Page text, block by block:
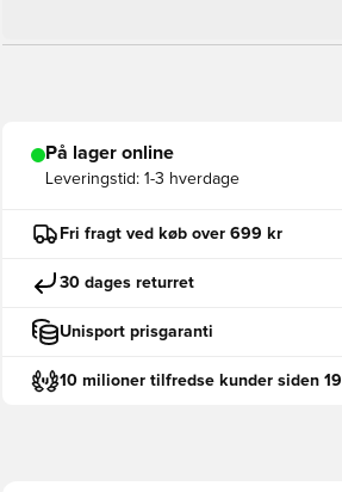
På lager online
Leveringstid: 1-3 hverdage
Fri fragt ved køb over 699 kr
30 dages returret
Unisport prisgaranti
10 milioner tilfredse kunder siden